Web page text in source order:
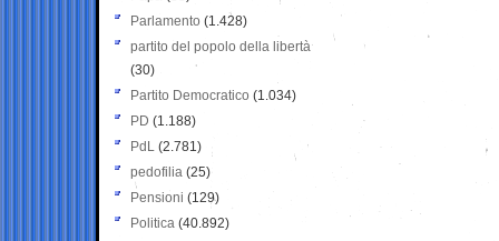
Parlamento (1.428)
partito del popolo della libertà
(30)
Partito Democratico (1.034)
PD (1.188)
PdL (2.781)
pedofilia (25)
Pensioni (129)
Politica (40.892)